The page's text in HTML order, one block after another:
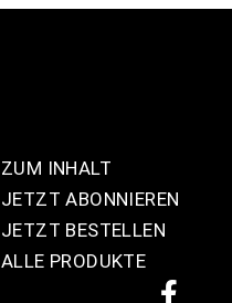
ZUM INHALT
JETZT ABONNIEREN
JETZT BESTELLEN
ALLE PRODUKTE